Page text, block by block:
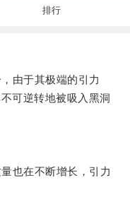
排行
由于其极端的引力
可逆转地被吸入黑洞
也在不断增长，引力